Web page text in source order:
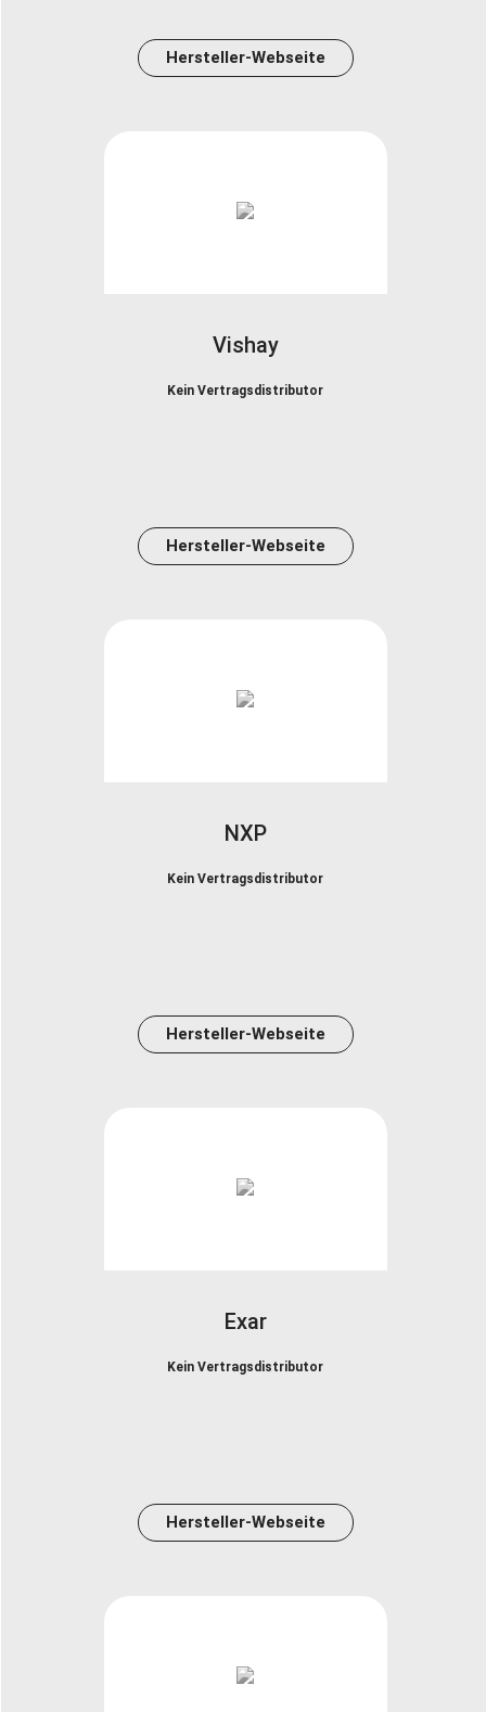
Hersteller-Webseite
Vishay
Kein Vertragsdistributor
Hersteller-Webseite
NXP
Kein Vertragsdistributor
Hersteller-Webseite
Exar
Kein Vertragsdistributor
Hersteller-Webseite